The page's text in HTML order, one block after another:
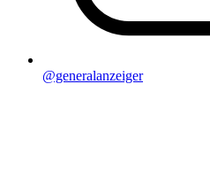
@generalanzeiger